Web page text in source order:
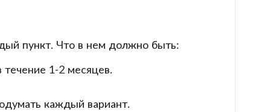
пункт. Что в нем должно быть:
течение 1-2 месяцев.
каждый вариант.